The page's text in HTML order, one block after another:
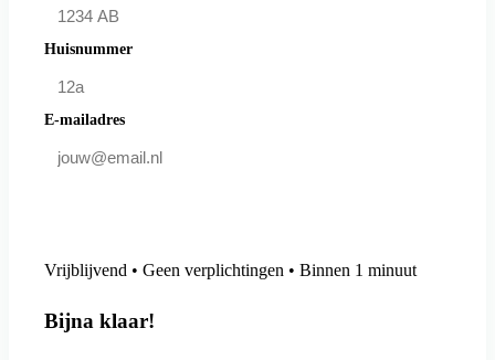
Huisnummer
E-mailadres
Vrijblijvend • Geen verplichtingen • Binnen 1 minuut
Bijna klaar!